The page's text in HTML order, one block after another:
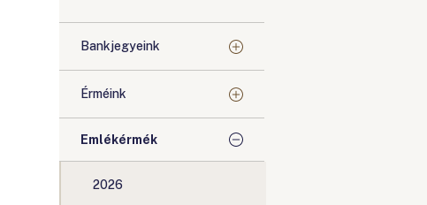
Bankjegyeink
Érméink
Emlékérmék
2026